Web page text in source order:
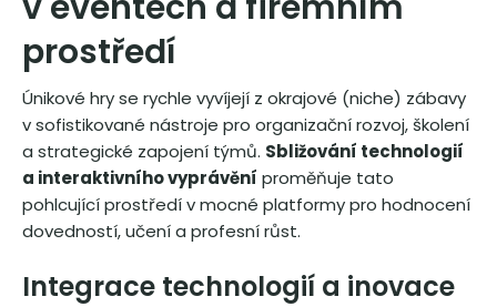
prostředí
Únikové hry se rychle vyvíjejí z okrajové (niche) zábavy
v sofistikované nástroje pro organizační rozvoj, školení
a strategické zapojení týmů. Sbližování technologií
a interaktivního vyprávění proměňuje tato
pohlcující prostředí v mocné platformy pro hodnocení
dovedností, učení a profesní růst.
Integrace technologií a inovace